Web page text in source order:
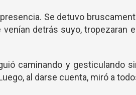
Se detuvo
detrás suyo, tropezaran
caminando y gesticulando
al darse cuenta, miró a